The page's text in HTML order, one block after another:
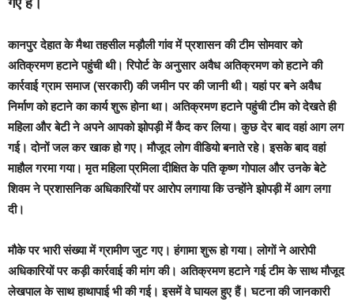
गए हैं।
कानपुर देहात के मैथा तहसील मड़ौली गांव में प्रशासन की टीम सोमवार को
अतिक्रमण हटाने पहुंची थी। रिपोर्ट के अनुसार अवैध अतिक्रमण को हटाने की
कार्रवाई ग्राम समाज (सरकारी) की जमीन पर की जानी थी। यहां पर बने अवैध
निर्माण को हटाने का कार्य शुरू होना था। अतिक्रमण हटाने पहुंची टीम को देखते ही
महिला और बेटी ने अपने आपको झोपड़ी में कैद कर लिया। कुछ देर बाद वहां आग लग
गई। दोनों जल कर खाक हो गए। मौजूद लोग वीडियो बनाते रहे। इसके बाद वहां
माहौल गरमा गया। मृत महिला प्रमिला दीक्षित के पति कृष्ण गोपाल और उनके बेटे
शिवम ने प्रशासनिक अधिकारियों पर आरोप लगाया कि उन्होंने झोपड़ी में आग लगा
दी।
मौके पर भारी संख्या में ग्रामीण जुट गए। हंगामा शुरू हो गया। लोगों ने आरोपी
अधिकारियों पर कड़ी कार्रवाई की मांग की। अतिक्रमण हटाने गई टीम के साथ मौजूद
लेखपाल के साथ हाथापाई भी की गई। इसमें वे घायल हुए हैं। घटना की जानकारी